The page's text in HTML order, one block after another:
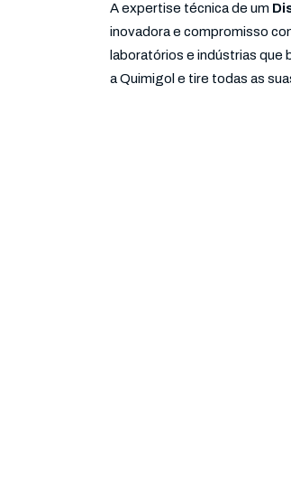
A expertise técnica de um
inovadora e compromisso
laboratórios e indústrias que
a Quimigol e tire todas as